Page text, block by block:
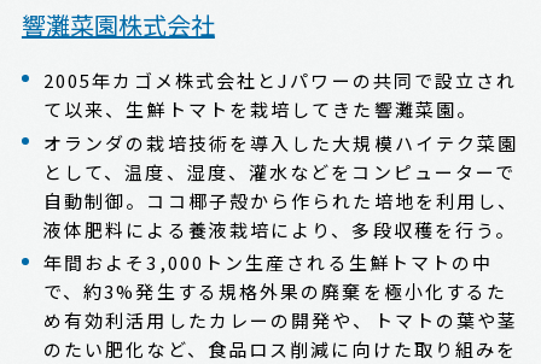
響灘菜園株式会社
2005年カゴメ株式会社とJパワーの共同で設立され
て以来、生鮮トマトを栽培してきた響灘菜園。
オランダの栽培技術を導入した大規模ハイテク菜園
として、温度、湿度、灌水などをコンピューターで
自動制御。ココ椰子殻から作られた培地を利用し、
液体肥料による養液栽培により、多段収穫を行う。
年間およそ3,000トン生産される生鮮トマトの中
で、約3%発生する規格外果の廃棄を極小化するた
め有効利活用したカレーの開発や、トマトの葉や茎
のたい肥化など、食品ロス削減に向けた取り組みを